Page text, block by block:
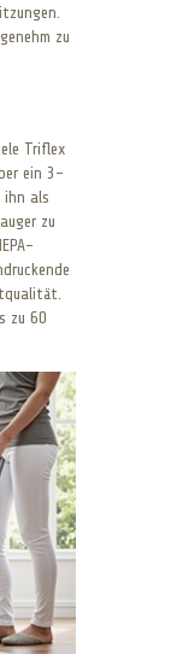
zu
Triflex
ein 3-
als
zu
zu 60